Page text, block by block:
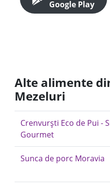
Google Play
Alte alimente
Mezeluri
Crenvurști Eco de Pui -
Gourmet
Sunca de porc Moravia